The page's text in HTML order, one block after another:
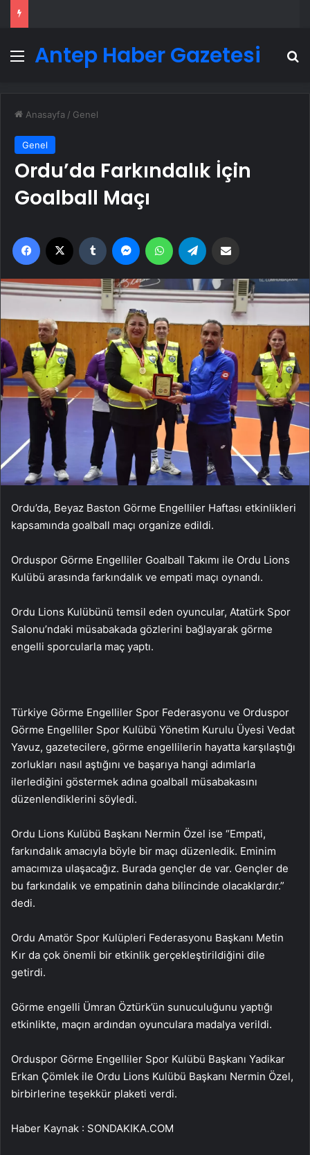
Menü
Antep Haber Gazetesi
Anasayfa / Genel
Genel
Ordu’da Farkındalık İçin
Goalball Maçı
Facebook Tumblr MessengerWhatsApp
Ordu’da, Beyaz Baston Görme Engelliler Haftası etkinlikleri
kapsamında goalball maçı organize edildi.
Orduspor Görme Engelliler Goalball Takımı ile Ordu Lions
Kulübü arasında farkındalık ve empati maçı oynandı.
Ordu Lions Kulübünü temsil eden oyuncular, Atatürk Spor
Salonu’ndaki müsabakada gözlerini bağlayarak görme
engelli sporcularla maç yaptı.
Türkiye Görme Engelliler Spor Federasyonu ve Orduspor
Görme Engelliler Spor Kulübü Yönetim Kurulu Üyesi Vedat
Yavuz, gazetecilere, görme engellilerin hayatta karşılaştığı
zorlukları nasıl aştığını ve başarıya hangi adımlarla
ilerlediğini göstermek adına goalball müsabakasını
düzenlendiklerini söyledi.
Ordu Lions Kulübü Başkanı Nermin Özel ise “Empati,
farkındalık amacıyla böyle bir maçı düzenledik. Eminim
amacımıza ulaşacağız. Burada gençler de var. Gençler de
bu farkındalık ve empatinin daha bilincinde olacaklardır.”
dedi.
Ordu Amatör Spor Kulüpleri Federasyonu Başkanı Metin
Kır da çok önemli bir etkinlik gerçekleştirildiğini dile
getirdi.
Görme engelli Ümran Öztürk’ün sunuculuğunu yaptığı
etkinlikte, maçın ardından oyunculara madalya verildi.
Orduspor Görme Engelliler Spor Kulübü Başkanı Yadikar
Erkan Çömlek ile Ordu Lions Kulübü Başkanı Nermin Özel,
birbirlerine teşekkür plaketi verdi.
Haber Kaynak : SONDAKIKA.COM